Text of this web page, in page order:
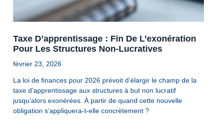
Taxe D’apprentissage : Fin De L’exonération
Pour Les Structures Non-Lucratives
février 23, 2026
La loi de finances pour 2026 prévoit d’élargir le champ de la
taxe d’apprentissage aux structures à but non lucratif
jusqu’alors exonérées. À partir de quand cette nouvelle
obligation s’appliquera-t-elle concrètement ?